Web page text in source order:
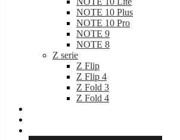
NOTE 10 Plus
NOTE 10 Pro
NOTE 9
NOTE 8
Z serie
Z Flip
Z Flip 4
Z Fold 3
Z Fold 4